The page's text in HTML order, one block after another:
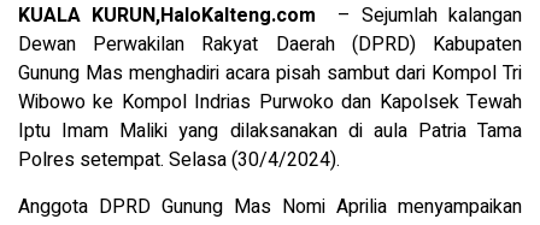
KUALA KURUN,HaloKalteng.com
– Sejumlah kalangan
Dewan Perwakilan Rakyat Daerah (DPRD) Kabupaten
Gunung Mas menghadiri acara pisah sambut dari Kompol Tri
Wibowo ke Kompol Indrias Purwoko dan Kapolsek Tewah
Iptu Imam Maliki yang dilaksanakan di aula Patria Tama
Polres setempat. Selasa (30/4/2024).
Anggota DPRD Gunung Mas Nomi Aprilia menyampaikan